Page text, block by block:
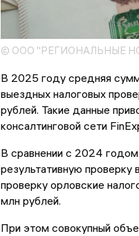
© ООО "РЕГИОНАЛЬНЫЕ
В 2025 году средняя
выездных налоговых
рублей. Такие данные
консалтинговой сети
В сравнении с 2024
результативную
проверку орловские
млн рублей.
При этом совокупный